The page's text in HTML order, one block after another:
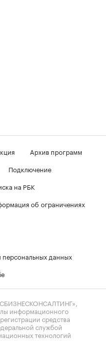
Архив программ
Подключение
на РБК
об ограничениях
данных
информационного
средства
службой
технологий